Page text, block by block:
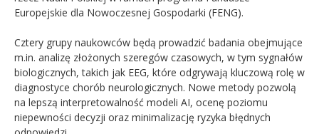
Europejskie dla Nowoczesnej Gospodarki (FENG).
Cztery grupy naukowców będą prowadzić badania obejmujące
m.in. analizę złożonych szeregów czasowych, w tym sygnałów
biologicznych, takich jak EEG, które odgrywają kluczową rolę w
diagnostyce chorób neurologicznych. Nowe metody pozwolą
na lepszą interpretowalność modeli AI, ocenę poziomu
niepewności decyzji oraz minimalizację ryzyka błędnych